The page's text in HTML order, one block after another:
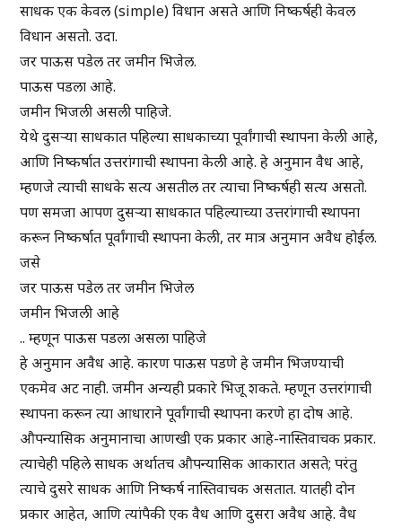
साधक एक केवल (simple) विधान असते आणि निष्कर्षही केवल
विधान असतो. उदा.
जर पाऊस पडेल तर जमीन भिजेल.
पाऊस पडला आहे.
जमीन भिजली असली पाहिजे.
येथे दुसऱ्या साधकात पहिल्या साधकाच्या पूर्वांगाची स्थापना केली आहे,
आणि निष्कर्षात उत्तरांगाची स्थापना केली आहे. हे अनुमान वैध आहे,
म्हणजे त्याची साधके सत्य असतील तर त्याचा निष्कर्षही सत्य असतो.
पण समजा आपण दुसऱ्या साधकात पहिल्याच्या उत्तरांगाची स्थापना
करून निष्कर्षात पूर्वांगाची स्थापना केली, तर मात्र अनुमान अवैध होईल.
जसे
जर पाऊस पडेल तर जमीन भिजेल
जमीन भिजली आहे
.. म्हणून पाऊस पडला असला पाहिजे
हे अनुमान अवैध आहे. कारण पाऊस पडणे हे जमीन भिजण्याची
एकमेव अट नाही. जमीन अन्यही प्रकारे भिजू शकते. म्हणून उत्तरांगाची
स्थापना करून त्या आधाराने पूर्वांगाची स्थापना करणे हा दोष आहे.
औपन्यासिक अनुमानाचा आणखी एक प्रकार आहे-नास्तिवाचक प्रकार.
त्याचेही पहिले साधक अर्थातच औपन्यासिक आकारात असते; परंतु
त्याचे दुसरे साधक आणि निष्कर्ष नास्तिवाचक असतात. यातही दोन
प्रकार आहेत, आणि त्यांपैकी एक वैध आणि दुसरा अवैध आहे. वैध